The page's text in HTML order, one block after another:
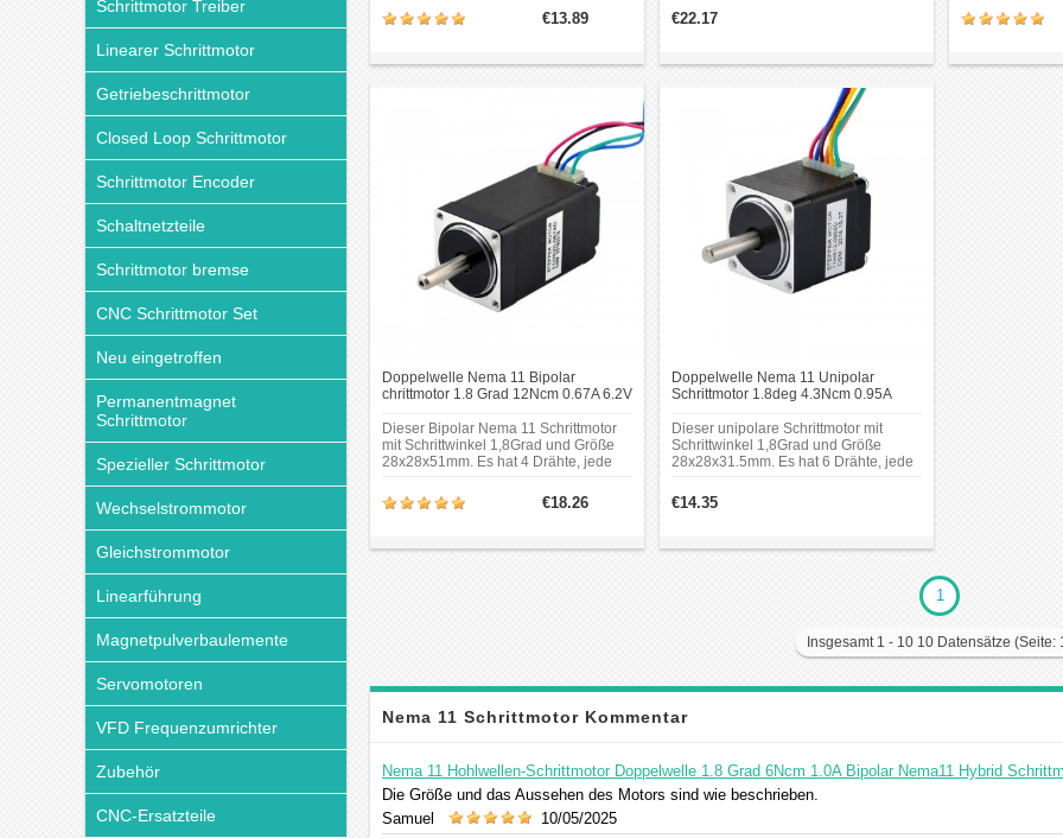
Schrittmotor Treiber
Linearer Schrittmotor
Getriebeschrittmotor
Closed Loop Schrittmotor
Schrittmotor Encoder
Schaltnetzteile
Schrittmotor bremse
CNC Schrittmotor Set
Neu eingetroffen
Permanentmagnet
Schrittmotor
Spezieller Schrittmotor
Wechselstrommotor
Gleichstrommotor
Linearführung
Magnetpulverbaulemente
Servomotoren
VFD Frequenzumrichter
Zubehör
CNC-Ersatzteile
28 x 28mm; Körper Länge: 31.5mm;
Schaftdurchmesser:
€13.89
Wellendurchmesser: Φ6 mm;
Innenwellendurchmesser: Φ3 mm;
Hintere Schaftlänge: 5 mm.
€22.17
Hintere
Doppelwelle Nema 11 Bipolar
chrittmotor 1.8 Grad 12Ncm 0.67A 6.2V
Dieser Bipolar Nema 11 Schrittmotor
mit Schrittwinkel 1,8Grad und Größe
28x28x51mm. Es hat 4 Drähte, jede
Haltemoment 12Ncm (17.04oz.in). Ein
Hinten-Schaft ist verfügbar.€18.26
Doppelwelle Nema 11 Unipolar
Schrittmotor 1.8deg 4.3Ncm 0.95A
Hybrid-Schrittmotor
Dieser unipolare Schrittmotor mit
Schrittwinkel 1,8Grad und Größe
28x28x31.5mm. Es hat 6 Drähte, jede
Haltemoment 4.3Ncm (6.1oz.in). Ein
10mm Hinten Schaft war für Encoder
€14.35
1
Insgesamt 1 - 10 10 Datensätze (Seite:
Nema 11 Schrittmotor Kommentar
Nema 11 Hohlwellen-Schrittmotor Doppelwelle 1.8 Grad 6Ncm 1.0A Bipolar Nema11 Hybrid
Die Größe und das Aussehen des Motors sind wie beschrieben.
Samuel
10/05/2025